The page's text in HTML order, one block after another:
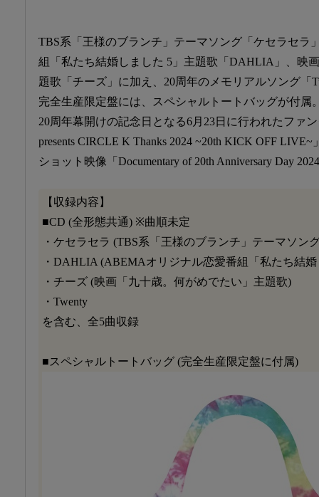
TBS系「王様のブランチ」テーマソング「ケセラセラ
組「私たち結婚しました 5」主題歌「DAHLIA」、映
題歌「チーズ」に加え、20周年のメモリアルソング「
完全生産限定盤には、スペシャルトートバッグが付属
20周年幕開けの記念日となる6月23日に行われたファ
presents CIRCLE K Thanks 2024 ~20th KICK OFF
ショット映像「Documentary of 20th Anniversary Day
【収録内容】
■CD (全形態共通) ※曲順未定
・ケセラセラ (TBS系「王様のブランチ」テーマソン
・DAHLIA (ABEMAオリジナル恋愛番組「私たち結
・チーズ (映画「九十歳。何がめでたい」主題歌)
・Twenty
を含む、全5曲収録
■スペシャルトートバッグ (完全生産限定盤に付属)